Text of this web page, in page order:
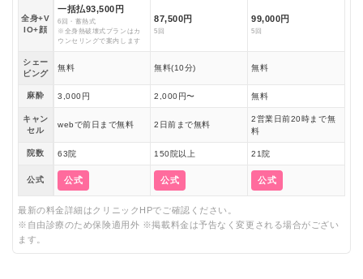
全身+V
IO+顔
一括払93,500円
6回・蓄熱式
※全身熱破壊式プランはカ
ウンセリングで案内します
87,500円
5回
99,000円
5回
シェー
ビング
無料 無料(10分) 無料
麻酔 3,000円 2,000円〜 無料
キャン
セル
webで前日まで無料 2日前まで無料
2営業日前20時まで無
料
院数 63院 150院以上 21院
公式 公式 公式 公式
最新の料金詳細はクリニックHPでご確認ください。
※自由診療のため保険適用外 ※掲載料金は予告なく変更される場合がござい
ます。